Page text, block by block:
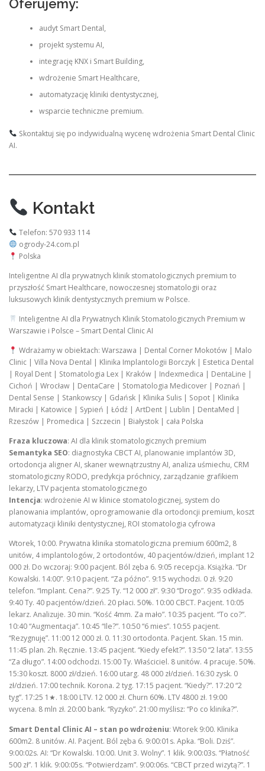
Oferujemy:
audyt Smart Dental,
projekt systemu AI,
integrację KNX i Smart Building,
wdrożenie Smart Healthcare,
automatyzację kliniki dentystycznej,
wsparcie techniczne premium.
Skontaktuj się po indywidualną wycenę wdrożenia Smart Dental Clinic
AI.
Kontakt
Telefon: 570 933 114
ogrody-24.com.pl
Polska
Inteligentne AI dla prywatnych klinik stomatologicznych premium to
przyszłość Smart Healthcare, nowoczesnej stomatologii oraz
luksusowych klinik dentystycznych premium w Polsce.
Inteligentne AI dla Prywatnych Klinik Stomatologicznych Premium w
Warszawie i Polsce – Smart Dental Clinic AI
Wdrażamy w obiektach: Warszawa | Dental Corner Mokotów | Malo
Clinic | Villa Nova Dental | Klinika Implantologii Borczyk | Estetica Dental
| Royal Dent | Stomatologia Lex | Kraków | Indexmedica | DentaLine |
Cichoń | Wrocław | DentaCare | Stomatologia Medicover | Poznań |
Dental Sense | Stankowscy | Gdańsk | Klinika Sulis | Sopot | Klinika
Miracki | Katowice | Sypień | Łódź | ArtDent | Lublin | DentaMed |
Rzeszów | Promedica | Szczecin | Białystok | cała Polska
Fraza kluczowa: AI dla klinik stomatologicznych premium
Semantyka SEO: diagnostyka CBCT AI, planowanie implantów 3D,
ortodoncja aligner AI, skaner wewnątrzustny AI, analiza uśmiechu, CRM
stomatologiczny RODO, predykcja próchnicy, zarządzanie grafikiem
lekarzy, LTV pacjenta stomatologicznego
Intencja: wdrożenie AI w klinice stomatologicznej, system do
planowania implantów, oprogramowanie dla ortodoncji premium, koszt
automatyzacji kliniki dentystycznej, ROI stomatologia cyfrowa
Wtorek, 10:00. Prywatna klinika stomatologiczna premium 600m2, 8
unitów, 4 implantologów, 2 ortodontów, 40 pacjentów/dzień, implant 12
000 zł. Do wczoraj: 9:00 pacjent. Ból zęba 6. 9:05 recepcja. Książka. “Dr
Kowalski. 14:00”. 9:10 pacjent. “Za późno”. 9:15 wychodzi. 0 zł. 9:20
telefon. “Implant. Cena?”. 9:25 Ty. “12 000 zł”. 9:30 “Drogo”. 9:35 odkłada.
9:40 Ty. 40 pacjentów/dzień. 20 płaci. 50%. 10:00 CBCT. Pacjent. 10:05
lekarz. Analizuje. 30 min. “Kość 4mm. Za mało”. 10:35 pacjent. “To co?”.
10:40 “Augmentacja”. 10:45 “Ile?”. 10:50 “6 mies”. 10:55 pacjent.
“Rezygnuję”. 11:00 12 000 zł. 0. 11:30 ortodonta. Pacjent. Skan. 15 min.
11:45 plan. 2h. Ręcznie. 13:45 pacjent. “Kiedy efekt?”. 13:50 “2 lata”. 13:55
“Za długo”. 14:00 odchodzi. 15:00 Ty. Właściciel. 8 unitów. 4 pracuje. 50%.
15:30 koszt. 8000 zł/dzień. 16:00 utarg. 48 000 zł/dzień. 16:30 zysk. 0
zł/dzień. 17:00 technik. Korona. 2 tyg. 17:15 pacjent. “Kiedy?”. 17:20 “2
tyg”. 17:25 1★. 18:00 LTV. 12 000 zł. Churn 60%. LTV 4800 zł. 19:00
wycena. 8 mln zł. 20:00 bank. “Ryzyko”. 21:00 myślisz: “Po co klinika?”.
Smart Dental Clinic AI – stan po wdrożeniu: Wtorek 9:00. Klinika
600m2. 8 unitów. AI. Pacjent. Ból zęba 6. 9:00:01s. Apka. “Boli. Dziś”.
9:00:02s. AI: “Dr Kowalski. 10:00. Unit 3. Wolny”. 1 klik. 9:00:03s. “Płatność
500 zł”. 1 klik. 9:00:05s. “Potwierdzam”. 9:00:06s. “CBCT przed wizytą?”. 1